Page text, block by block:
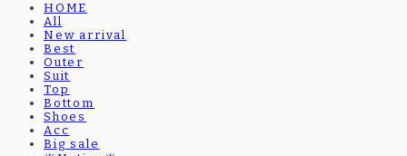
HOME
All
New arrival
Best
Outer
Suit
Top
Bottom
Shoes
Acc
Big sale